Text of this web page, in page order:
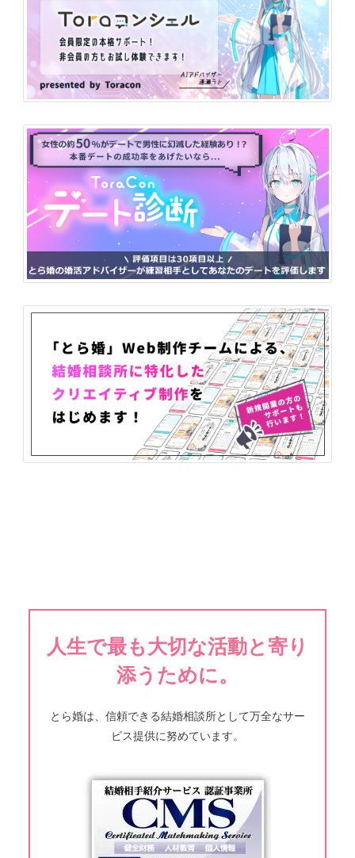
人生で最も大切な活動と寄り
添うために。
とら婚は、信頼できる結婚相談所として万全なサー
ビス提供に努めています。